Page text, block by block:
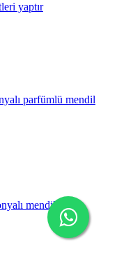
yaptır
parfümlü mendil
mendil yaptır